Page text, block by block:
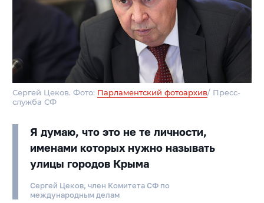
Сергей Цеков. Фото: Парламентский фотоархив/ Пресс-
служба СФ
Я думаю, что это не те личности,
именами которых нужно называть
улицы городов Крыма
Сергей Цеков, член Комитета СФ по
международным делам